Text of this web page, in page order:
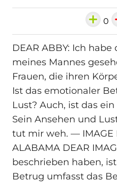
0
DEAR ABBY: Ich
meines Mannes
Frauen, die ihren
Ist das emotionaler
Lust? Auch, ist das
Sein Ansehen und
tut mir weh. — IMAGE
ALABAMA DEAR
beschrieben haben,
Betrug umfasst das